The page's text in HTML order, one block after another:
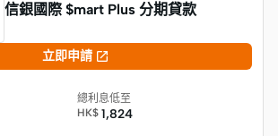
信銀國際 $mart Plus 分期貸款
立即申請 
總利息低至
HK$ 1,824